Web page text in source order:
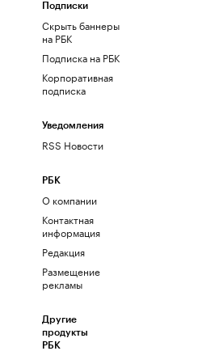
Подписки
Скрыть баннеры
на РБК
Подписка на РБК
Корпоративная
подписка
Уведомления
RSS Новости
РБК
О компании
Контактная
информация
Редакция
Размещение
рекламы
Другие
продукты
РБК